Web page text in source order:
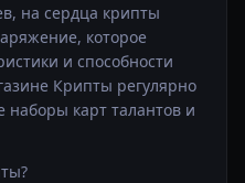
на сердца крипты
которое
и способности
Крипты регулярно
карт талантов и